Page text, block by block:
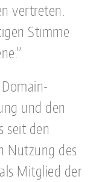
vertreten.
Stimme
und den
seit den
Nutzung des
Mitglied der